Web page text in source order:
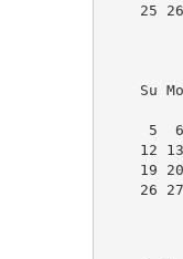
25
Su
5
12
19
26